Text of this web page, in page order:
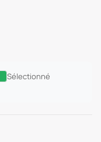
Sélectionné